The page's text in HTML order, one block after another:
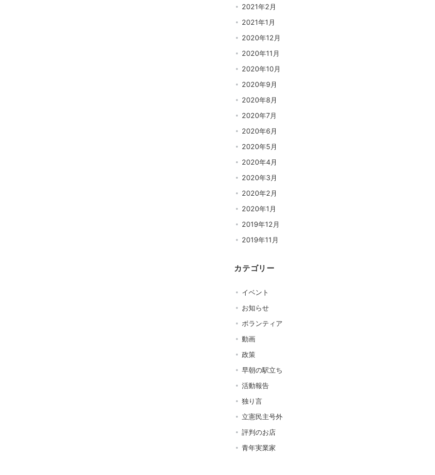
2021年2月
2021年1月
2020年12月
2020年11月
2020年10月
2020年9月
2020年8月
2020年7月
2020年6月
2020年5月
2020年4月
2020年3月
2020年2月
2020年1月
2019年12月
2019年11月
カテゴリー
イベント
お知らせ
ボランティア
動画
政策
早朝の駅立ち
活動報告
独り言
立憲民主号外
評判のお店
青年実業家